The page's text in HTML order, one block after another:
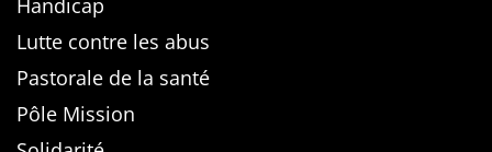
Handicap
Lutte contre les abus
Pastorale de la santé
Pôle Mission